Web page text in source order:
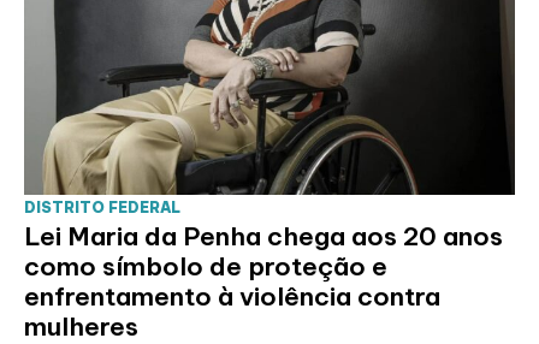
DISTRITO FEDERAL
Lei Maria da Penha chega aos 20 anos
como símbolo de proteção e
enfrentamento à violência contra
mulheres